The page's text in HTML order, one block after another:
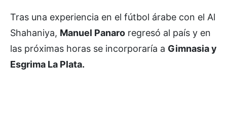
Tras una experiencia en el fútbol árabe con el Al
Shahaniya, Manuel Panaro regresó al país y en
las próximas horas se incorporaría a Gimnasia y
Esgrima La Plata.